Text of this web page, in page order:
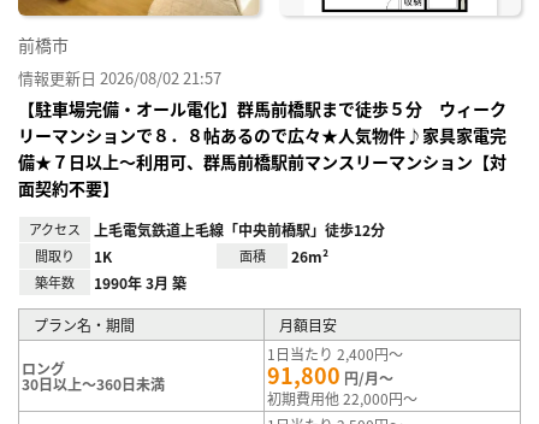
前橋市
情報更新日 2026/08/02 21:57
【駐車場完備・オール電化】群馬前橋駅まで徒歩５分 ウィーク
リーマンションで８．８帖あるので広々★人気物件♪家具家電完
備★７日以上～利用可、群馬前橋駅前マンスリーマンション【対
面契約不要】
アクセス 上毛電気鉄道上毛線「中央前橋駅」徒歩12分
間取り 1K 面積 26m²
築年数 1990年 3月 築
プラン名・期間 月額目安
ロング
30日以上～360日未満
1日当たり 2,400円～
91,800 円/月～
初期費用他 22,000円～